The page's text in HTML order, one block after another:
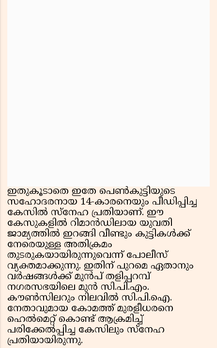
ഇതുകൂടാതെ ഇതേ പെൺകുട്ടിയുടെ
സഹോദരനായ 14-കാരനെയും പീഡിപ്പിച്ച
കേസിൽ സ്നേഹ പ്രതിയാണ്. ഈ
കേസുകളിൽ റിമാൻഡിലായ യുവതി
ജാമ്യത്തിൽ ഇറങ്ങി വീണ്ടും കുട്ടികൾക്ക്
നേരെയുള്ള അതിക്രമം
തുടരുകയായിരുന്നുവെന്ന് പോലീസ്
വ്യക്തമാക്കുന്നു. ഇതിന് പുറമെ ഏതാനും
വർഷങ്ങൾക്ക് മുൻപ് തളിപ്പറമ്പ്
നഗരസഭയിലെ മുൻ സി.പി.എം.
കൗൺസിലറും നിലവിൽ സി.പി.ഐ.
നേതാവുമായ കോമത്ത് മുരളീധരനെ
ഹെൽമെറ്റ് കൊണ്ട് ആക്രമിച്ച്
പരിക്കേൽപ്പിച്ച കേസിലും സ്നേഹ
പ്രതിയായിരുന്നു.